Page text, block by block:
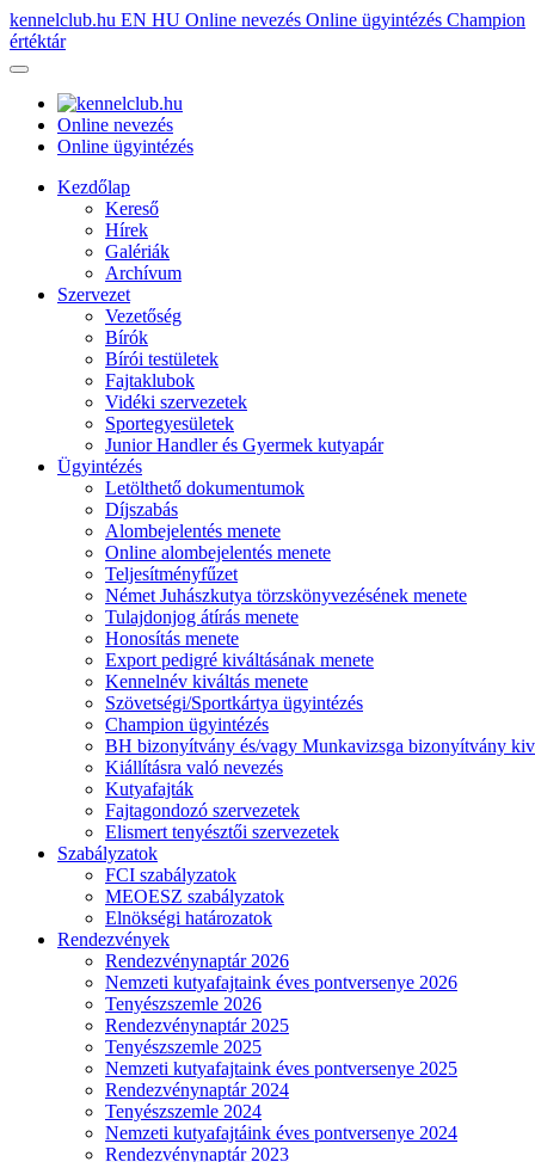
kennelclub.hu EN HU Online nevezés Online ügyintézés Champion
értéktár
Online nevezés
Online ügyintézés
Kezdőlap
Kereső
Hírek
Galériák
Archívum
Szervezet
Vezetőség
Bírók
Bírói testületek
Fajtaklubok
Vidéki szervezetek
Sportegyesületek
Junior Handler és Gyermek kutyapár
Ügyintézés
Letölthető dokumentumok
Díjszabás
Alombejelentés menete
Online alombejelentés menete
Teljesítményfűzet
Német Juhászkutya törzskönyvezésének menete
Tulajdonjog átírás menete
Honosítás menete
Export pedigré kiváltásának menete
Kennelnév kiváltás menete
Szövetségi/Sportkártya ügyintézés
Champion ügyintézés
BH bizonyítvány és/vagy Munkavizsga bizonyítvány
Kiállításra való nevezés
Kutyafajták
Fajtagondozó szervezetek
Elismert tenyésztői szervezetek
Szabályzatok
FCI szabályzatok
MEOESZ szabályzatok
Elnökségi határozatok
Rendezvények
Rendezvénynaptár 2026
Nemzeti kutyafajtaink éves pontversenye 2026
Tenyészszemle 2026
Rendezvénynaptár 2025
Tenyészszemle 2025
Nemzeti kutyafajtaink éves pontversenye 2025
Rendezvénynaptár 2024
Tenyészszemle 2024
Nemzeti kutyafajtáink éves pontversenye 2024
Rendezvénynaptár 2023